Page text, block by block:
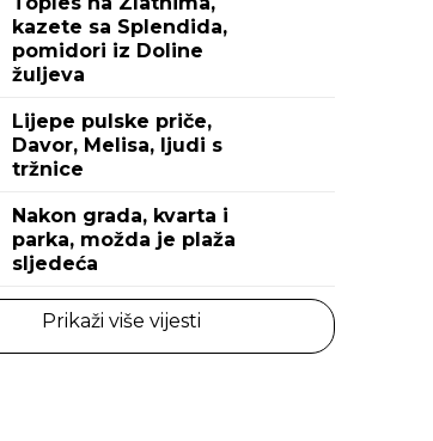
kazete sa Splendida,
pomidori iz Doline
žuljeva
Lijepe pulske priče,
Davor, Melisa, ljudi s
tržnice
Nakon grada, kvarta i
parka, možda je plaža
sljedeća
Prikaži više vijesti